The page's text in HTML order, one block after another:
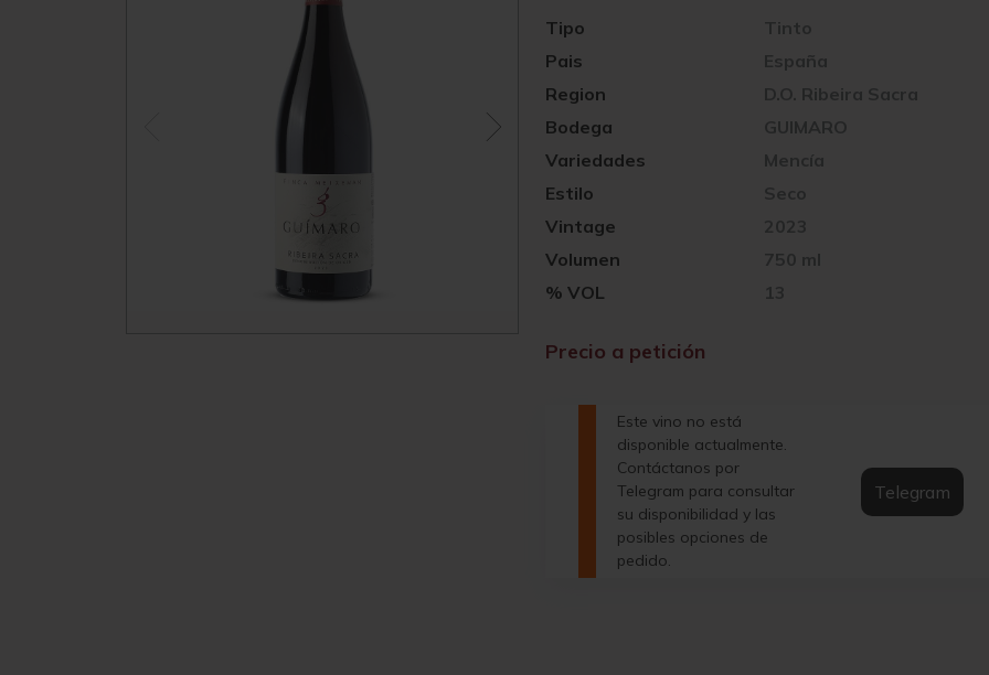
Pais España
Vintage 2023
Region D.O. Ribeira Sacra
Volumen 750 ml
Bodega GUIMARO
% VOL 13
Variedades Mencía
Tipo Tinto
Estilo Seco
Precio a petición
Este vino no está
disponible actualmente.
Contáctanos por
Telegram para consultar
su disponibilidad y las
posibles opciones de
pedido.
Telegram